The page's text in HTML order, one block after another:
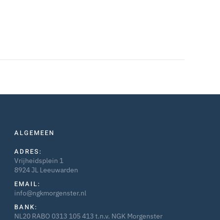
ALGEMEEN
ADRES:
Vrijheidsplein 1
8924 JL Leeuwarden
EMAIL:
info@ngkmorgenster.nl
BANK:
NL20 RABO 0313 105 413 t.n.v. NGK Morgenster